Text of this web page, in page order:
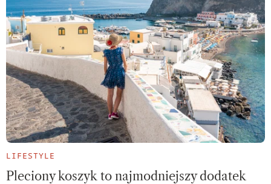
LIFESTYLE
Pleciony koszyk to najmodniejszy dodatek